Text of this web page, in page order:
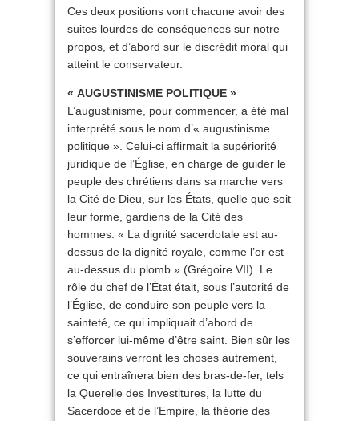
Ces deux positions vont chacune avoir des
suites lourdes de conséquences sur notre
propos, et d’abord sur le discrédit moral qui
atteint le conservateur.
« AUGUSTINISME POLITIQUE »
L’augustinisme, pour commencer, a été mal
interprété sous le nom d’« augustinisme
politique ». Celui-ci affirmait la supériorité
juridique de l’Église, en charge de guider le
peuple des chrétiens dans sa marche vers
la Cité de Dieu, sur les États, quelle que soit
leur forme, gardiens de la Cité des
hommes. « La dignité sacerdotale est au-
dessus de la dignité royale, comme l’or est
au-dessus du plomb » (Grégoire VII). Le
rôle du chef de l’État était, sous l’autorité de
l’Église, de conduire son peuple vers la
sainteté, ce qui impliquait d’abord de
s’efforcer lui-même d’être saint. Bien sûr les
souverains verront les choses autrement,
ce qui entraînera bien des bras-de-fer, tels
la Querelle des Investitures, la lutte du
Sacerdoce et de l’Empire, la théorie des